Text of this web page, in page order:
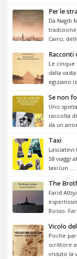
Per le
Da Nagib
Cairo,
Racconti
Le
dalla
egiziano
Se non
Uno
raccolta
da un
Taxi
58 viaggi
taxi (un ....
The
Farid
Rosso.
Vicolo
Poche
scrittore
vissuto la